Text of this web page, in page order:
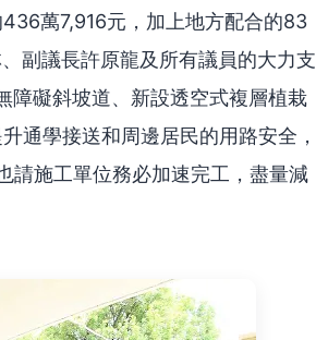
萬7,916元，加上地方配合的83
副議長許原龍及所有議員的大力支
障礙斜坡道、新設透空式複層植栽
通學接送和周邊居民的用路安全，
請施工單位務必加速完工，盡量減